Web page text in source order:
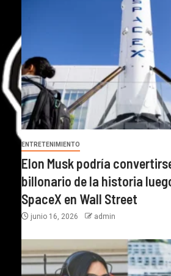
ENTRETENIMIENTO
Elon Musk podría
billonario de la historia
SpaceX en Wall Street
junio 16, 2026 admin